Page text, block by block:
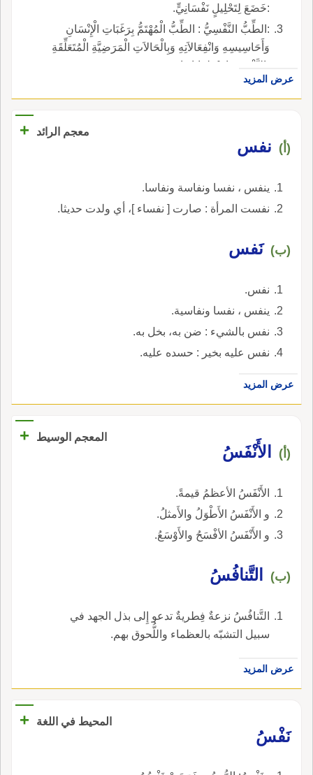
:خَضَعَ لِتَحْلِيلٍ نَفْسَانِيٍّ.
:الطِّبُّ النَّفْسِيُّ : الطِّبُّ الْمُهْتَمُّ بِرَغَبَاتِ الْإِنْسَانِ
وَأَحَاسِيسِهِ وَانْفِعَالاَتِهِ وَبِالْحَالاَتِ الْمَرَضِيَّةِ الْمُتَعَلِّقَةِ
بِالنَّفْسِ وَاضْطِرَابَاتِهَا.
عرض المزيد
معجم الرائد +
(أ) نفس
ينفس ، نفسا ونفاسة ونفاسا.
نفست المرأة : صارت [ نفساء ]، أي ولدت حديثا.
(ب) نَفس
نفس.
ينفس ، نفسا ونفاسية.
نفس بالشيء : ضن به، بخل به.
نفس عليه بخير : حسده عليه.
عرض المزيد
المعجم الوسيط +
(أ) الأَنْفَسُ
الأَنْفَسُ الأعظمُ قيمةً.
و الأَنْفَسُ الأَطْوَلُ والأَمثلُ.
و الأَنْفَسُ الأفْسَحُ والأَوْسَعُ.
(ب) التَّنافُسُ
التَّنافُسُ نزعةٌ فِطريةٌ تدعو إِلى بذل الجهد في
سبيل التشبّه بالعظماء واللُّحوق بهم.
عرض المزيد
المحيط في اللغة
+
نَفْسُ